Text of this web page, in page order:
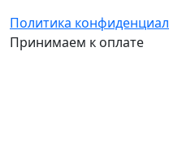
Политика
Принимаем к оплате